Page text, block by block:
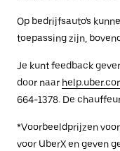
Op bedrijfsauto's
toepassing zijn,
Je kunt feedback
door naar
664-1378. De
*Voorbeeldprijzen
voor UberX en geven